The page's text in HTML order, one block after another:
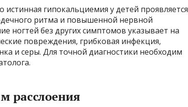
гипокальциемия у детей проявляется
ритма и повышенной нервной
ногтей без других симптомов указывает на
повреждения, грибковая инфекция,
и серы. Для точной диагностики необходим
расслоения